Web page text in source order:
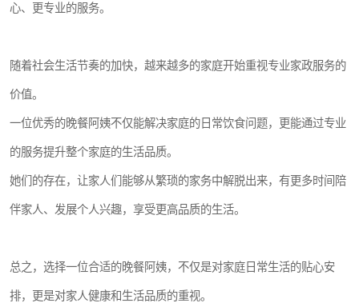
心、更专业的服务。
随着社会生活节奏的加快，越来越多的家庭开始重视专业家政服务的
价值。
一位优秀的晚餐阿姨不仅能解决家庭的日常饮食问题，更能通过专业
的服务提升整个家庭的生活品质。
她们的存在，让家人们能够从繁琐的家务中解脱出来，有更多时间陪
伴家人、发展个人兴趣，享受更高品质的生活。
总之，选择一位合适的晚餐阿姨，不仅是对家庭日常生活的贴心安
排，更是对家人健康和生活品质的重视。